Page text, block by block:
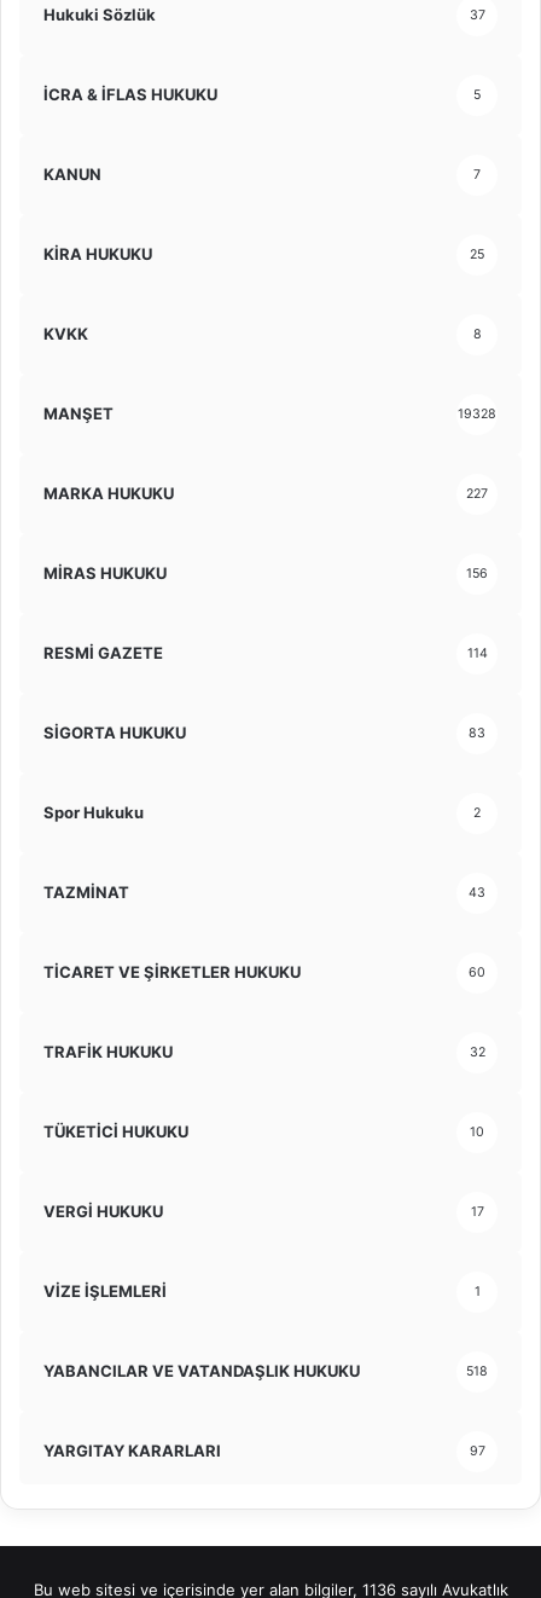
Hukuki Sözlük 37
İCRA & İFLAS HUKUKU 5
KANUN 7
KİRA HUKUKU 25
KVKK 8
MANŞET 19328
MARKA HUKUKU 227
MİRAS HUKUKU 156
RESMİ GAZETE 114
SİGORTA HUKUKU 83
Spor Hukuku 2
TAZMİNAT 43
TİCARET VE ŞİRKETLER HUKUKU 60
TRAFİK HUKUKU 32
TÜKETİCİ HUKUKU 10
VERGİ HUKUKU 17
VİZE İŞLEMLERİ 1
YABANCILAR VE VATANDAŞLIK HUKUKU 518
YARGITAY KARARLARI 97
Bu web sitesi ve içerisinde yer alan bilgiler, 1136 sayılı Avukatlık